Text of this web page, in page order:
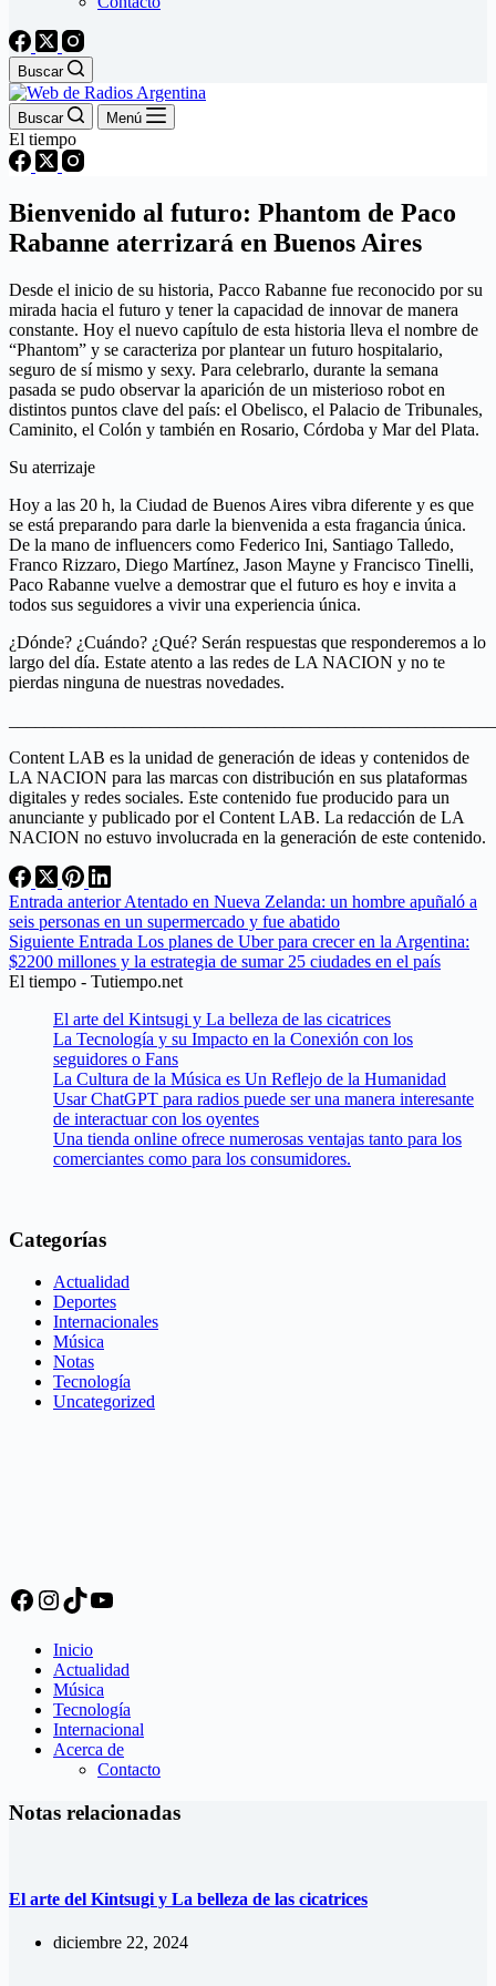
Buscar
Buscar Menú
El tiempo
Bienvenido al futuro: Phantom de Paco
Rabanne aterrizará en Buenos Aires
Desde el inicio de su historia, Pacco Rabanne fue reconocido por su
mirada hacia el futuro y tener la capacidad de innovar de manera
constante. Hoy el nuevo capítulo de esta historia lleva el nombre de
“Phantom” y se caracteriza por plantear un futuro hospitalario,
seguro de sí mismo y sexy. Para celebrarlo, durante la semana
pasada se pudo observar la aparición de un misterioso robot en
distintos puntos clave del país: el Obelisco, el Palacio de Tribunales,
Caminito, el Colón y también en Rosario, Córdoba y Mar del Plata.
Su aterrizaje
Hoy a las 20 h, la Ciudad de Buenos Aires vibra diferente y es que
se está preparando para darle la bienvenida a esta fragancia única.
De la mano de influencers como Federico Ini, Santiago Talledo,
Franco Rizzaro, Diego Martínez, Jason Mayne y Francisco Tinelli,
Paco Rabanne vuelve a demostrar que el futuro es hoy e invita a
todos sus seguidores a vivir una experiencia única.
¿Dónde? ¿Cuándo? ¿Qué? Serán respuestas que responderemos a lo
largo del día. Estate atento a las redes de LA NACION y no te
pierdas ninguna de nuestras novedades.
Content LAB es la unidad de generación de ideas y contenidos de
LA NACION para las marcas con distribución en sus plataformas
digitales y redes sociales. Este contenido fue producido para un
anunciante y publicado por el Content LAB. La redacción de LA
NACION no estuvo involucrada en la generación de este contenido.
Entrada anteriorAtentado en Nueva Zelanda: un hombre apuñaló a
seis personas en un supermercado y fue abatido
Siguiente Entrada Los planes de Uber para crecer en la Argentina:
$2200 millones y la estrategia de sumar 25 ciudades en el país
El tiempo - Tutiempo.net
El arte del Kintsugi y La belleza de las cicatrices
La Tecnología y su Impacto en la Conexión con los
seguidores o Fans
La Cultura de la Música es Un Reflejo de la Humanidad
Usar ChatGPT para radios puede ser una manera interesante
de interactuar con los oyentes
Una tienda online ofrece numerosas ventajas tanto para los
comerciantes como para los consumidores.
Categorías
Actualidad
Deportes
Internacionales
Música
Notas
Tecnología
Uncategorized
Facebook
Instagram
TikTok
YouTube
Inicio
Actualidad
Música
Tecnología
Internacional
Acerca de
Contacto
Notas relacionadas
El arte del Kintsugi y La belleza de las cicatrices
diciembre 22, 2024